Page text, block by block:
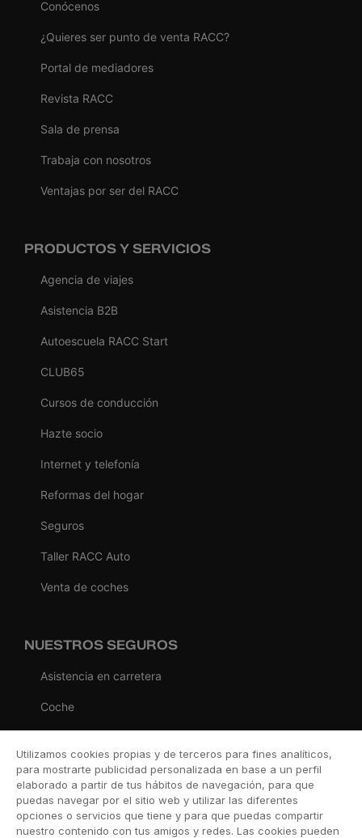
Conócenos
¿Quieres ser punto de venta RACC?
Portal de mediadores
Revista RACC
Sala de prensa
Trabaja con nosotros
Ventajas por ser del RACC
PRODUCTOS Y SERVICIOS
Agencia de viajes
Asistencia B2B
Autoescuela RACC Start
CLUB65
Cursos de conducción
Hazte socio
Internet y telefonía
Reformas del hogar
Seguros
Taller RACC Auto
Venta de coches
NUESTROS SEGUROS
Asistencia en carretera
Coche
Viaje
Hogar
Vida
Utilizamos cookies propias y de terceros para fines analíticos,
para mostrarte publicidad personalizada en base a un perfil
elaborado a partir de tus hábitos de navegación, para que
puedas navegar por el sitio web y utilizar las diferentes
opciones o servicios que tiene y para que puedas compartir
nuestro contenido con tus amigos y redes. Las cookies pueden